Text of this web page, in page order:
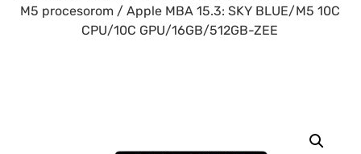
M5 procesorom/ Apple MBA 15.3: SKY BLUE/M5 10C
CPU/10C GPU/16GB/512GB-ZEE